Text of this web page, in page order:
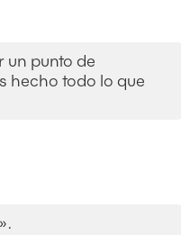
un punto de
hecho todo lo que